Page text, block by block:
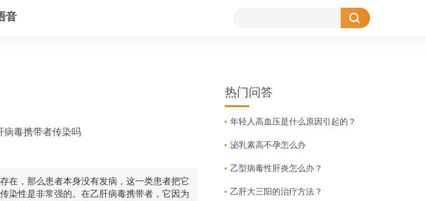
音
病毒携带者传染吗
在，那么患者本身没有发病，这一类患者把它
染性是非常强的。在乙肝病毒携带者，它因为
热门问答
年轻人高血压是什么原因引起的？
泌乳素高不孕怎么办
乙型病毒性肝炎怎么办？
乙肝大三阳的治疗方法？